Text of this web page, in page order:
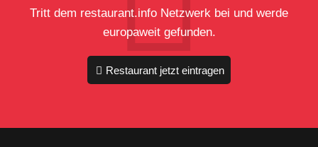
Tritt dem restaurant.info Netzwerk bei und werde
europaweit gefunden.
Restaurant jetzt eintragen